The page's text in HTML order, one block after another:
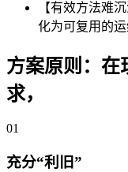
【有效方法难
化为可复用的运
方案原则：在
求，
01
充分“利旧”